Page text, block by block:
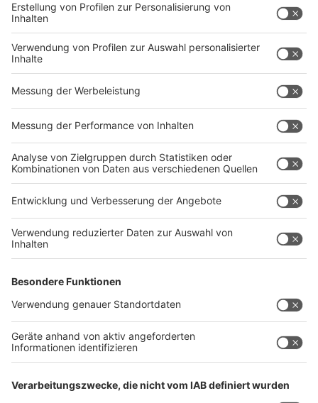
jede/r in Deutschland aktiv Organspender ist, solange
nicht Widerspruch eingelegt wird.
Und zuletzt hat Palmowski fehlendes Personal als
weiteren Punkt ausgemacht. "Zum einen wird es
regelmäßig so sein, dass Organspender nicht erkannt
werden. Das wissen wir. Das besagen auch die
Statistiken der Krankenhäuser. Manche Krankenhäuser
sind häufig dabei, dass Organspender gemeldet
werden, manche gar nicht. Das kann man sich
statistisch dann einfach nicht erklären."
Die Wichtigkeit, Organe zu spenden, ist wohl
unumstritten. Schließlich können überall damit Leben
gerettet werden.